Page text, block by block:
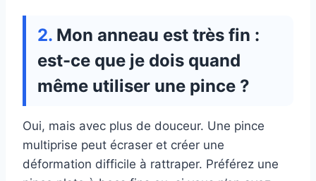
Mon anneau est très fin :
est-ce que je dois quand
même utiliser une pince ?
Oui, mais avec plus de douceur. Une pince
multiprise peut écraser et créer une
déformation difficile à rattraper. Préférez une